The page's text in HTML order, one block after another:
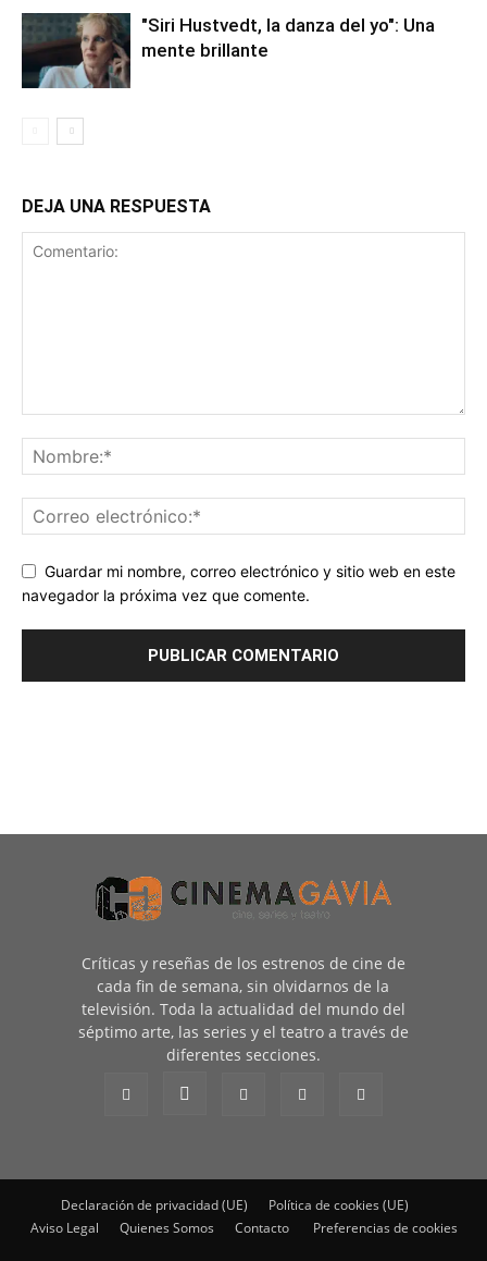
"Siri Hustvedt, la danza del yo": Una
mente brillante
DEJA UNA RESPUESTA
Guardar mi nombre, correo electrónico y sitio web en este
navegador la próxima vez que comente.
Críticas y reseñas de los estrenos de cine de
cada fin de semana, sin olvidarnos de la
televisión. Toda la actualidad del mundo del
séptimo arte, las series y el teatro a través de
diferentes secciones.
Declaración de privacidad (UE)
Política de cookies (UE)
Aviso Legal
Quienes Somos Contacto Preferencias de cookies